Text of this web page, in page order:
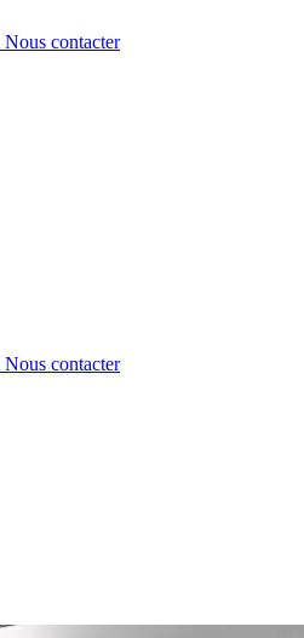
Nous contacter
Nous contacter